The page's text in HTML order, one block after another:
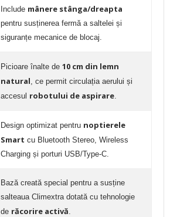
Include mânere stânga/dreapta
pentru susținerea fermă a saltelei și
siguranțe mecanice de blocaj.
Picioare înalte de 10 cm din lemn
natural , ce permit circulația aerului și
accesul robotului de aspirare
Design optimizat pentru noptierele
Smart cu Bluetooth Stereo, Wireless
Charging și porturi USB/Type-C.
Bază creată special pentru a susține
salteaua Climextra dotată cu tehnologie
de răcorire activă